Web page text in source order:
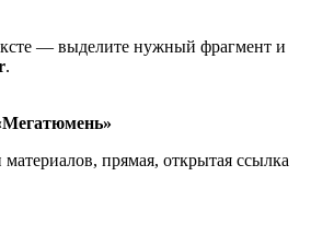
— выделите нужный фрагмент и
.
прямая, открытая ссылка